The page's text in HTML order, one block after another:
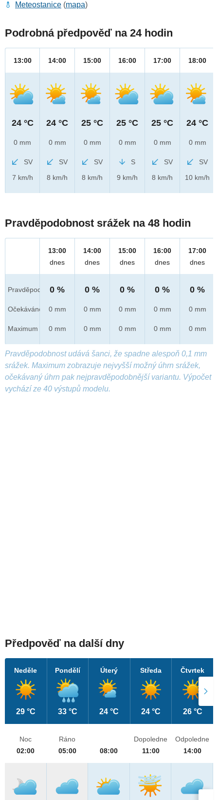
Meteostanice (mapa)
Podrobná předpověď na 24 hodin
13:00
24 °C
0 mm
SV
7 km/h
14:00
24 °C
0 mm
SV
8 km/h
15:00
25 °C
0 mm
SV
8 km/h
16:00
25 °C
0 mm
S
9 km/h
17:00
25 °C
0 mm
SV
8 km/h
18:00
24 °C
0 mm
SV
10 km/h
Pravděpodobnost srážek na 48 hodin
Pravděpod.
Očekáváno
Maximum
13:00
dnes
0 %
0 mm
0 mm
14:00
dnes
0 %
0 mm
0 mm
15:00
dnes
0 %
0 mm
0 mm
16:00
dnes
0 %
0 mm
0 mm
17:00
dnes
0 %
0 mm
0 mm
Pravděpodobnost udává šanci, že spadne alespoň 0,1 mm
srážek. Maximum zobrazuje nejvyšší možný úhrn srážek,
očekávaný úhrn pak nejpravděpodobnější variantu. Výpočet
vychází ze 40 výstupů modelu.
Předpověď na další dny
Neděle
29 °C
Pondělí
33 °C
Úterý
24 °C
Středa
24 °C
Čtvrtek
26 °C
Noc
02:00
Ráno
05:00
08:00
Dopoledne
11:00
Odpoledne
14:00